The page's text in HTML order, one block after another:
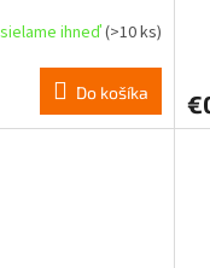
ihneď(>10 ks)
Do košíka